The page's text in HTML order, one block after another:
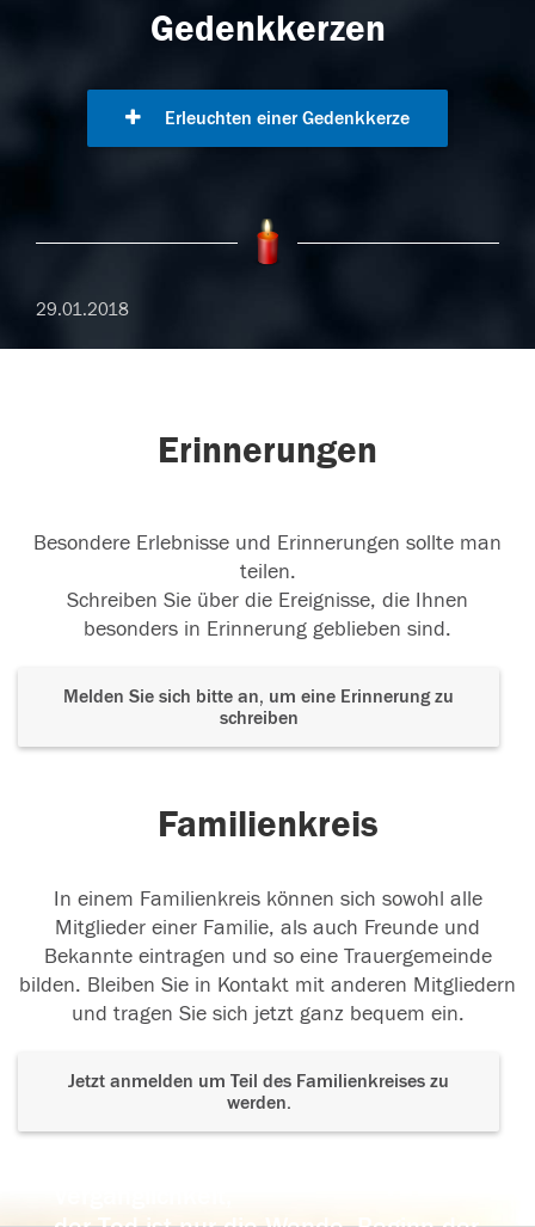
Gedenkkerzen
Erleuchten einer Gedenkkerze
29.01.2018
Erinnerungen
Besondere Erlebnisse und Erinnerungen sollte man
teilen.
Schreiben Sie über die Ereignisse, die Ihnen
besonders in Erinnerung geblieben sind.
Melden Sie sich bitte an, um eine Erinnerung zu
schreiben
Familienkreis
In einem Familienkreis können sich sowohl alle
Mitglieder einer Familie, als auch Freunde und
Bekannte eintragen und so eine Trauergemeinde
bilden. Bleiben Sie in Kontakt mit anderen Mitgliedern
und tragen Sie sich jetzt ganz bequem ein.
Jetzt anmelden um Teil des Familienkreises zu
werden.